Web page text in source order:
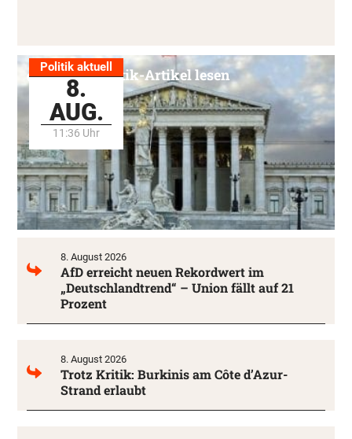
Politik aktuell
8.
AUG.
11:36 Uhr
Alle Politik-Artikel lesen
8. August 2026
AfD erreicht neuen Rekordwert im
„Deutschlandtrend“ – Union fällt auf 21
Prozent
8. August 2026
Trotz Kritik: Burkinis am Côte d’Azur-
Strand erlaubt